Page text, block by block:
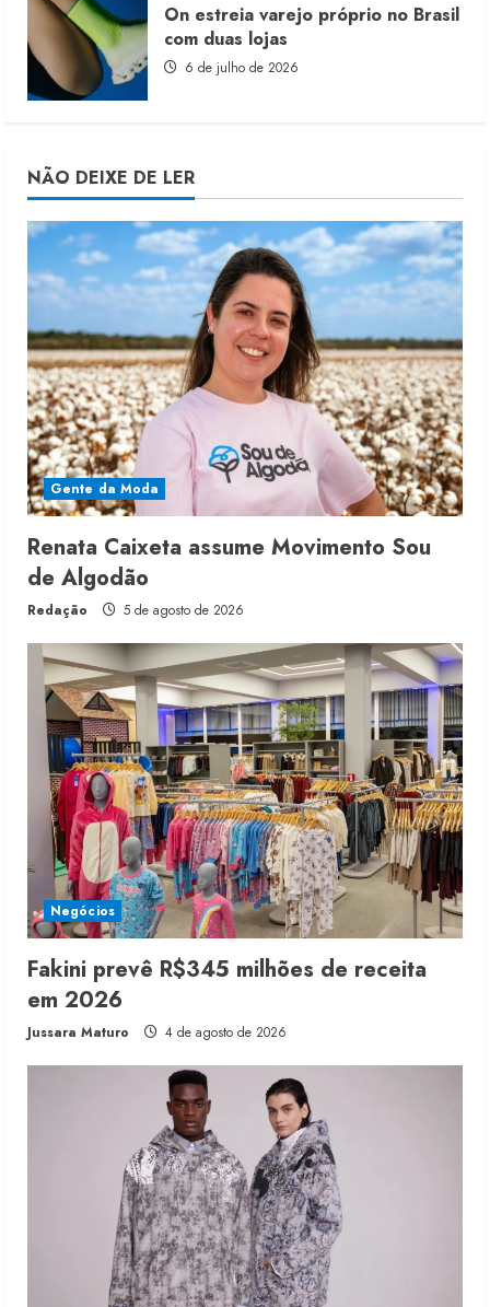
On estreia varejo próprio no Brasil
com duas lojas
6 de julho de 2026
NÃO DEIXE DE LER
Gente da Moda
Renata Caixeta assume Movimento Sou
de Algodão
Redação 5 de agosto de 2026
Negócios
Fakini prevê R$345 milhões de receita
em 2026
Jussara Maturo 4 de agosto de 2026